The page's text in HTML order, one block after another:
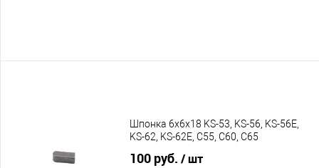
Шпонка 6х6х18 KS-53, KS-56, KS-56E,
KS-62, KS-62E, C55, C60, C65
100 руб. / шт